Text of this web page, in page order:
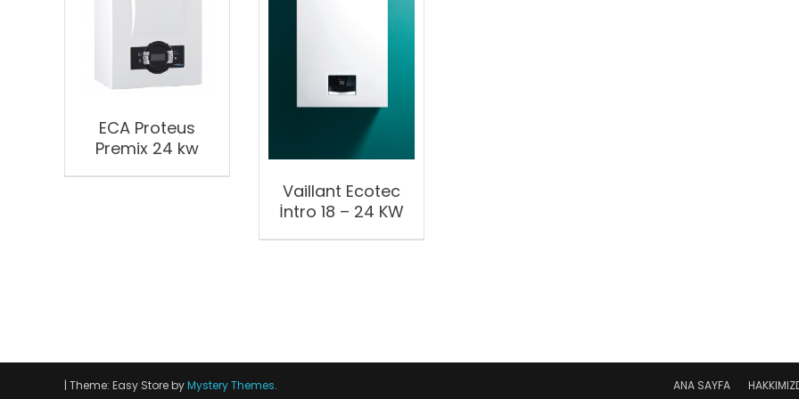
ECA Proteus
Premix 24 kw
Vaillant Ecotec
İntro 18 – 24 KW
| Theme: Easy Store byMystery Themes. ANA SAYFA